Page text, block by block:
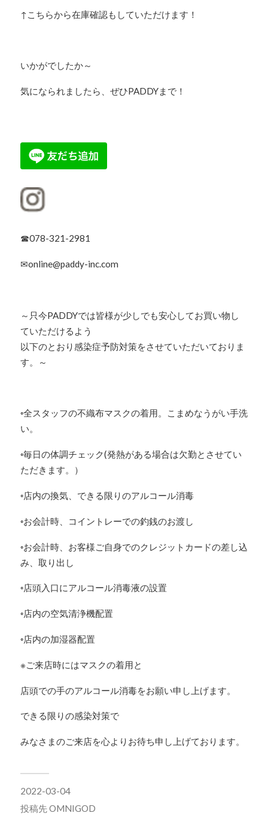
↑こちらから在庫確認もしていただけます！
いかがでしたか～
気になられましたら、ぜひPADDYまで！
☎078-321-2981
✉online@paddy-inc.com
～只今PADDYでは皆様が少しでも安心してお買い物し
ていただけるよう
以下のとおり感染症予防対策をさせていただいておりま
す。～
◦全スタッフの不織布マスクの着用。こまめなうがい手洗
い。
◦毎日の体調チェック(発熱がある場合は欠勤とさせてい
ただきます。）
◦店内の換気、できる限りのアルコール消毒
◦お会計時、コイントレーでの釣銭のお渡し
◦お会計時、お客様ご自身でのクレジットカードの差し込
み、取り出し
◦店頭入口にアルコール消毒液の設置
◦店内の空気清浄機配置
◦店内の加湿器配置
※ご来店時にはマスクの着用と
店頭での手のアルコール消毒をお願い申し上げます。
できる限りの感染対策で
みなさまのご来店を心よりお待ち申し上げております。
2022-03-04
投稿先OMNIGOD